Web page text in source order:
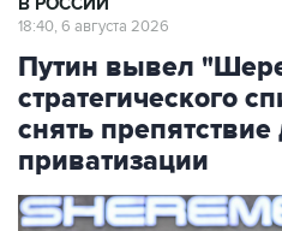
18:40, 6 августа 2026
Путин вывел
стратегического
снять препятствие
приватизации